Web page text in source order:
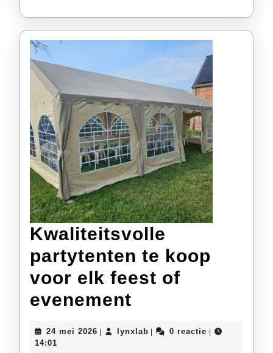
Uw
Feest
Een
Succes!
Kwaliteitsvolle
partytenten te koop
voor elk feest of
evenement
24 mei 2026 24
lynxlablynxlab0 reactie
14:01